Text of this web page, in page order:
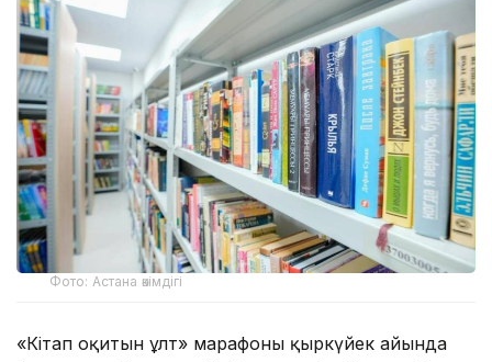
Фото: Астана әкімдігі
«Кітап оқитын ұлт» марафоны қыркүйек айында